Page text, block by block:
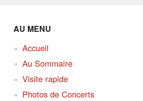
AU MENU
Accueil
Au Sommaire
Visite rapide
Photos de Concerts